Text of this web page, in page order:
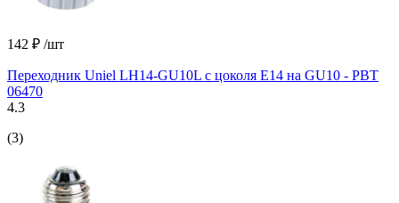
142 ₽ /шт
Переходник Uniel LH14-GU10L с цоколя Е14 на GU10 - PBT
06470
4.3
(3)